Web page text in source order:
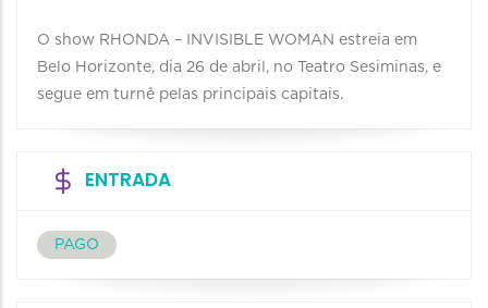
O show RHONDA – INVISIBLE WOMAN estreia em
Belo Horizonte, dia 26 de abril, no Teatro Sesiminas, e
segue em turnê pelas principais capitais.
ENTRADA
PAGO